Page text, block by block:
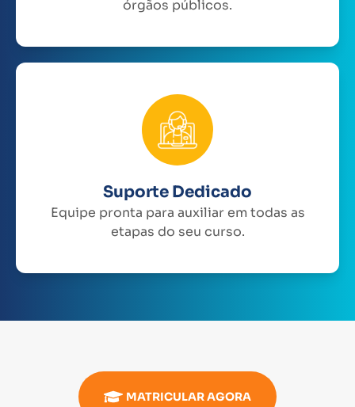
órgãos públicos.
Suporte Dedicado
Equipe pronta para auxiliar em todas as
etapas do seu curso.
MATRICULAR AGORA